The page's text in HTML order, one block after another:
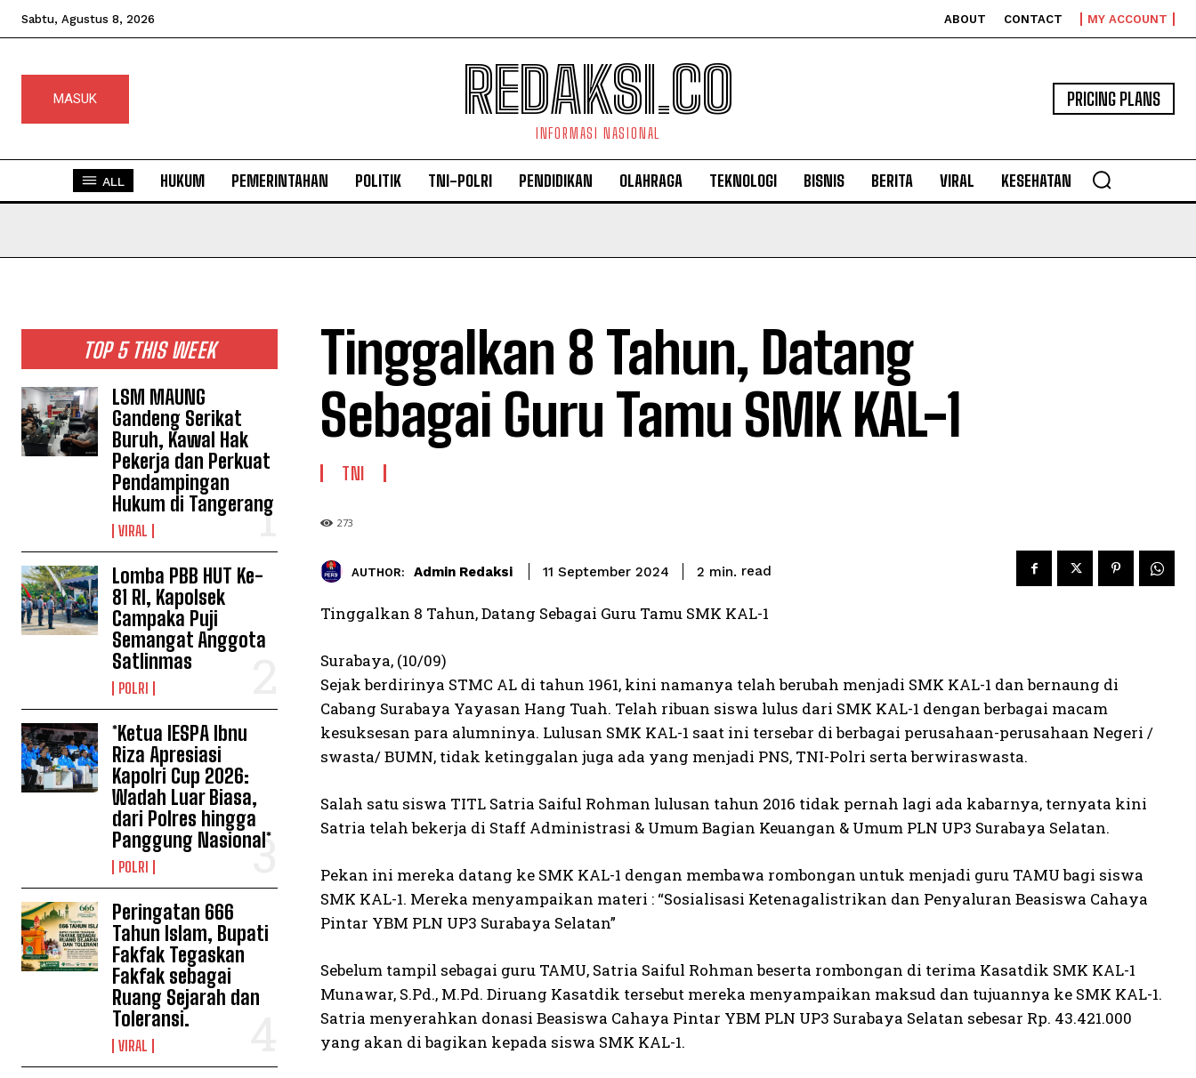
Sabtu, Agustus 8, 2026 ABOUT CONTACT MY ACCOUNT
MASUK REDAKSI.CO
INFORMASI NASIONAL
PRICING PLANS
ALL HUKUM PEMERINTAHAN POLITIK TNI-POLRI PENDIDIKAN OLAHRAGA TEKNOLOGI BISNIS BERITA VIRAL KESEHATAN
TOP 5 THIS WEEK
LSM MAUNG
Gandeng Serikat
Buruh, Kawal Hak
Pekerja dan Perkuat
Pendampingan
Hukum di Tangerang
VIRAL
Lomba PBB HUT Ke-
81 RI, Kapolsek
Campaka Puji
Semangat Anggota
Satlinmas
POLRI
*Ketua IESPA Ibnu
Riza Apresiasi
Kapolri Cup 2026:
Wadah Luar Biasa,
dari Polres hingga
Panggung Nasional*
POLRI
Peringatan 666
Tahun Islam, Bupati
Fakfak Tegaskan
Fakfak sebagai
Ruang Sejarah dan
Toleransi.
VIRAL
Tinggalkan 8 Tahun, Datang
Sebagai Guru Tamu SMK KAL-1
TNI
273
AUTHOR: Admin Redaksi 11 September 2024 2 min. read
Tinggalkan 8 Tahun, Datang Sebagai Guru Tamu SMK KAL-1
Surabaya, (10/09)
Sejak berdirinya STMC AL di tahun 1961, kini namanya telah berubah menjadi SMK KAL-1 dan bernaung di
Cabang Surabaya Yayasan Hang Tuah. Telah ribuan siswa lulus dari SMK KAL-1 dengan berbagai macam
kesuksesan para alumninya. Lulusan SMK KAL-1 saat ini tersebar di berbagai perusahaan-perusahaan Negeri /
swasta/ BUMN, tidak ketinggalan juga ada yang menjadi PNS, TNI-Polri serta berwiraswasta.
Salah satu siswa TITL Satria Saiful Rohman lulusan tahun 2016 tidak pernah lagi ada kabarnya, ternyata kini
Satria telah bekerja di Staff Administrasi & Umum Bagian Keuangan & Umum PLN UP3 Surabaya Selatan.
Pekan ini mereka datang ke SMK KAL-1 dengan membawa rombongan untuk menjadi guru TAMU bagi siswa
SMK KAL-1. Mereka menyampaikan materi : “Sosialisasi Ketenagalistrikan dan Penyaluran Beasiswa Cahaya
Pintar YBM PLN UP3 Surabaya Selatan”
Sebelum tampil sebagai guru TAMU, Satria Saiful Rohman beserta rombongan di terima Kasatdik SMK KAL-1
Munawar, S.Pd., M.Pd. Diruang Kasatdik tersebut mereka menyampaikan maksud dan tujuannya ke SMK KAL-1.
Satria menyerahkan donasi Beasiswa Cahaya Pintar YBM PLN UP3 Surabaya Selatan sebesar Rp. 43.421.000
yang akan di bagikan kepada siswa SMK KAL-1.